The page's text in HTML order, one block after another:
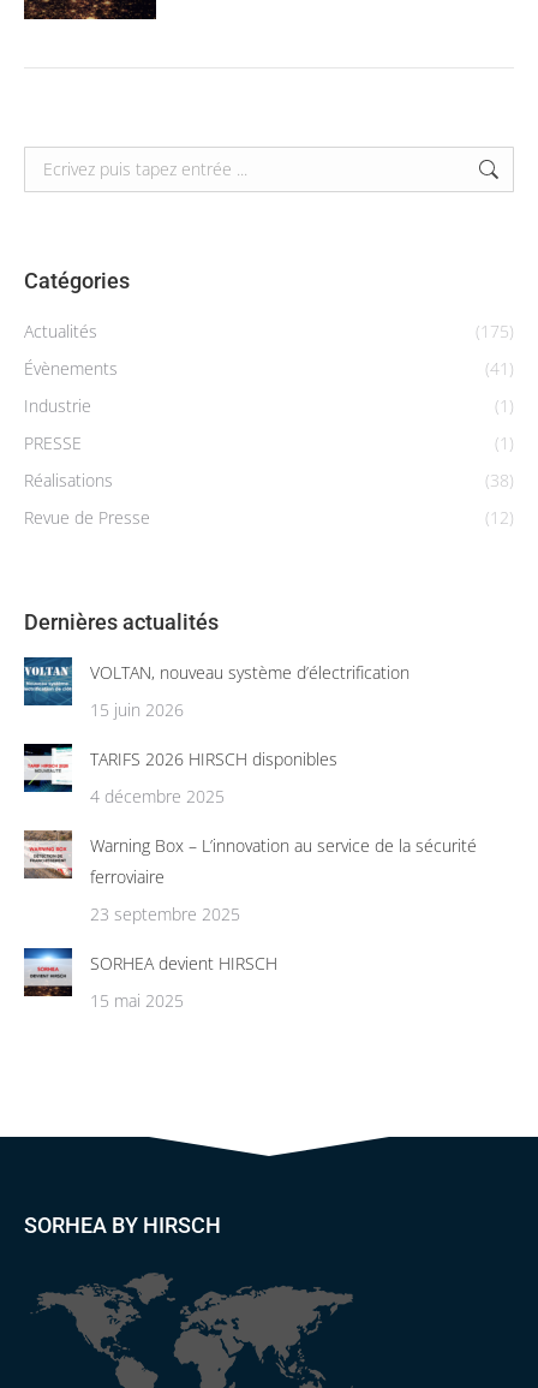
Search:
Catégories
Actualités
(175)
Évènements
(41)
Industrie
(1)
PRESSE
(1)
Réalisations
(38)
Revue de Presse
(12)
Dernières actualités
VOLTAN, nouveau système d’électrification
15 juin 2026
TARIFS 2026 HIRSCH disponibles
4 décembre 2025
Warning Box – L’innovation au service de la sécurité
ferroviaire
23 septembre 2025
SORHEA devient HIRSCH
15 mai 2025
SORHEA BY HIRSCH